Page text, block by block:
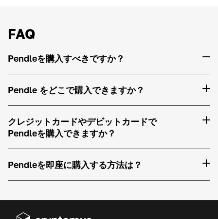
FAQ
Pendleを購入すべきですか？
Pendle をどこで購入できますか？
クレジットカードやデビットカードで
Pendleを購入できますか？
Pendleを即座に購入する方法は？